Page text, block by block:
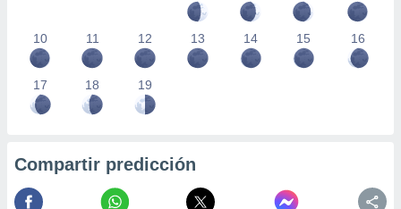
10 11 12 13 14 15 16
17 18 19
Compartir predicción